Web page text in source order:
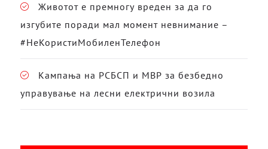
Животот е премногу вреден за да го
изгубите поради мал момент невнимание –
#НеКористиМобиленТелефон
Кампања на РСБСП и МВР за безбедно
управување на лесни електрични возила